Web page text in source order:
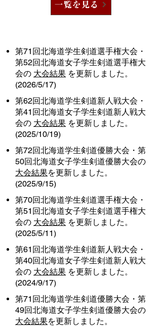
一覧を見る
第71回北海道学生剣道選手権大会・
第52回北海道女子学生剣道選手権大
会の 大会結果 を更新しました。
(2026/5/17)
第62回北海道学生剣道新人戦大会・
第41回北海道女子学生剣道新人戦大
会の 大会結果 を更新しました。
(2025/10/19)
第72回北海道学生剣道優勝大会・第
50回北海道女子学生剣道優勝大会の
大会結果を更新しました。
(2025/9/15)
第70回北海道学生剣道選手権大会・
第51回北海道女子学生剣道選手権大
会の 大会結果 を更新しました。
(2025/5/11)
第61回北海道学生剣道新人戦大会・
第40回北海道女子学生剣道新人戦大
会の 大会結果 を更新しました。
(2024/9/17)
第71回北海道学生剣道優勝大会・第
49回北海道女子学生剣道優勝大会の
大会結果を更新しました。